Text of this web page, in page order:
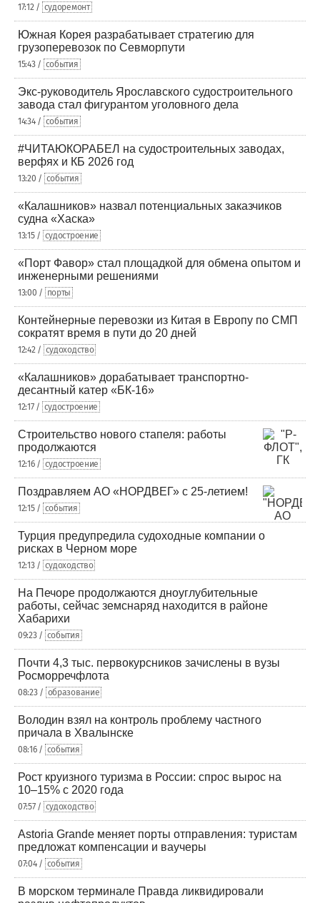
17:12 / судоремонт
Южная Корея разрабатывает стратегию для
грузоперевозок по Севморпути
15:43 / события
Экс-руководитель Ярославского судостроительного
завода стал фигурантом уголовного дела
14:34 / события
#ЧИТАЮКОРАБЕЛ на судостроительных заводах,
верфях и КБ 2026 год
13:20 / события
«Калашников» назвал потенциальных заказчиков
судна «Хаска»
13:15 / судостроение
«Порт Фавор» стал площадкой для обмена опытом и
инженерными решениями
13:00 / порты
Контейнерные перевозки из Китая в Европу по СМП
сократят время в пути до 20 дней
12:42 / судоходство
«Калашников» дорабатывает транспортно-
десантный катер «БК-16»
12:17 / судостроение
Строительство нового стапеля: работы
продолжаются
12:16 / судостроение
Поздравляем АО «НОРДВЕГ» с 25-летием!
12:15 / события
Турция предупредила судоходные компании о
рисках в Черном море
12:13 / судоходство
На Печоре продолжаются дноуглубительные
работы, сейчас земснаряд находится в районе
Хабарихи
09:23 / события
Почти 4,3 тыс. первокурсников зачислены в вузы
Росморречфлота
08:23 / образование
Володин взял на контроль проблему частного
причала в Хвалынске
08:16 / события
Рост круизного туризма в России: спрос вырос на
10–15% с 2020 года
07:57 / судоходство
Astoria Grande меняет порты отправления: туристам
предложат компенсации и ваучеры
07:04 / события
В морском терминале Правда ликвидировали